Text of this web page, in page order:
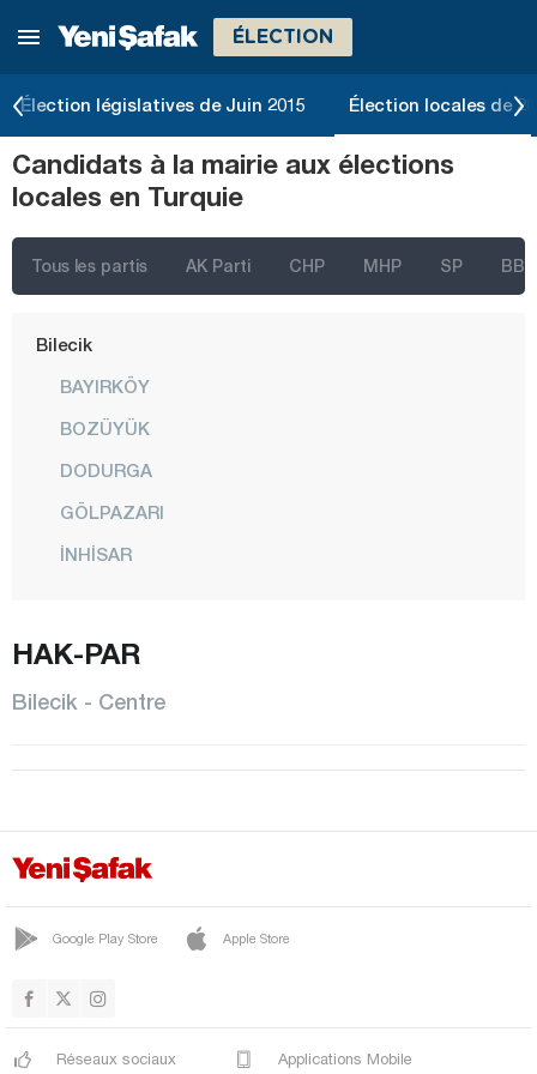
ÉLECTION
Élection législatives de Juin 2015 Élection locales de
Candidats à la mairie aux élections
locales en Turquie
Tous les partis AK Parti CHP MHP SP BBP
Ardahan
Balıkesir
Bartın
Bayburt
Bilecik
BAYIRKÖY
BOZÜYÜK
DODURGA
GÖLPAZARI
İNHİSAR
OSMANELİ
PAZARYERİ
VEZİRHAN
Bingöl
Bolu
Bursa
Çanakkale
HAK-PAR
Bilecik - Centre
Google Play Store Apple Store
Réseaux sociaux Applications Mobile